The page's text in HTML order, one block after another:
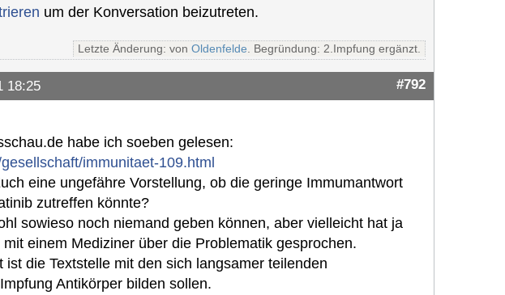
um der Konversation beizutreten.
Letzte Änderung: von Oldenfelde. Begründung: 2.Impfung ergänzt.
18:25 #792
habe ich soeben gelesen:
immunitaet-109.html
eine ungefähre Vorstellung, ob die geringe Immumantwort
zutreffen könnte?
sowieso noch niemand geben können, aber vielleicht hat ja
einem Mediziner über die Problematik gesprochen.
die Textstelle mit den sich langsamer teilenden
Antikörper bilden sollen.